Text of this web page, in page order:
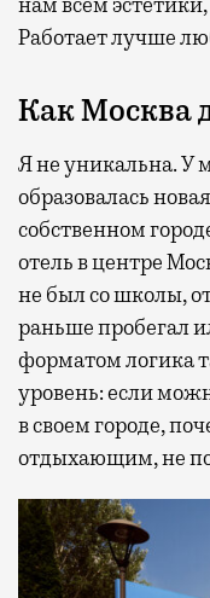
Работает лучше
Как Москва
Я не уникальна. У
образовалась
собственном
отель в центре
не был со школы,
раньше пробегал
форматом логика
уровень: если
в своем городе,
отдыхающим, не